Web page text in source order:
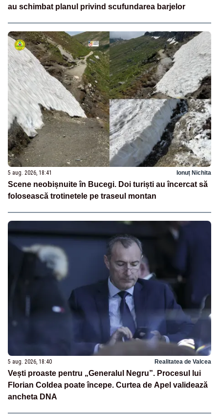
au schimbat planul privind scufundarea barjelor
5 aug. 2026, 18:41 Ionuț Nichita
Scene neobișnuite în Bucegi. Doi turiști au încercat să
folosească trotinetele pe traseul montan
5 aug. 2026, 18:40 Realitatea de Valcea
Vești proaste pentru „Generalul Negru”. Procesul lui
Florian Coldea poate începe. Curtea de Apel validează
ancheta DNA